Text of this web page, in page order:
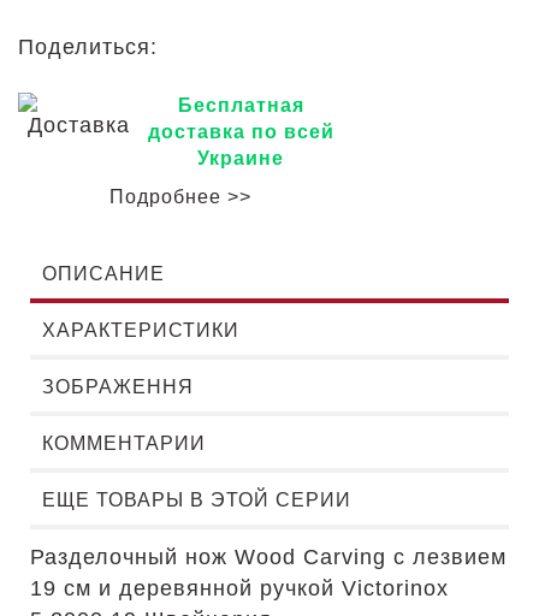
Поделиться:
Бесплатная
доставка по всей
Украине
Подробнее >>
ОПИСАНИЕ
ХАРАКТЕРИСТИКИ
ЗОБРАЖЕННЯ
КОММЕНТАРИИ
ЕЩЕ ТОВАРЫ В ЭТОЙ СЕРИИ
Разделочный нож Wood Carving с лезвием
19 см и деревянной ручкой Victorinox